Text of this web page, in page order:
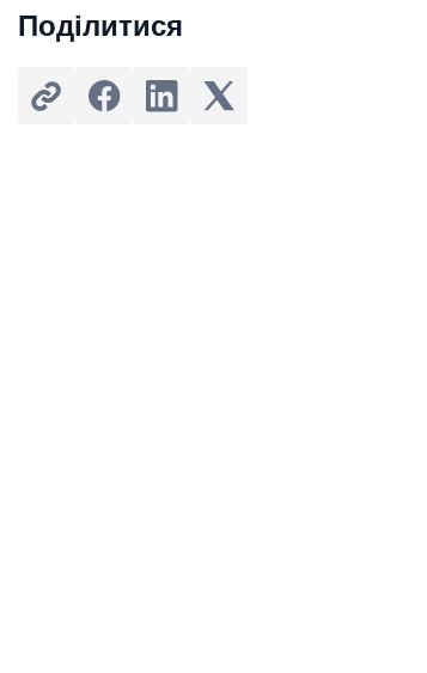
розробника в активному магазині
Чи підходить режим за замовчуванням
Поділитися